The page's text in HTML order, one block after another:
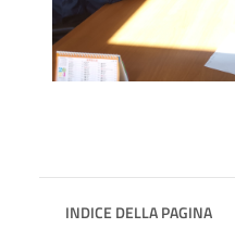
INDICE DELLA PAGINA